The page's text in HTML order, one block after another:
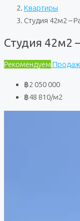
Квартиры
Студия 42м2 –
Студия 42м2
Рекомендуем
฿2 050 000
฿48 810/м2